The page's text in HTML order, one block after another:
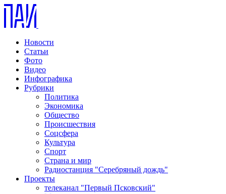
Новости
Статьи
Фото
Видео
Инфографика
Рубрики
Политика
Экономика
Общество
Происшествия
Соцсфера
Культура
Спорт
Страна и мир
Радиостанция "Серебряный дождь"
Проекты
телеканал "Первый Псковский"